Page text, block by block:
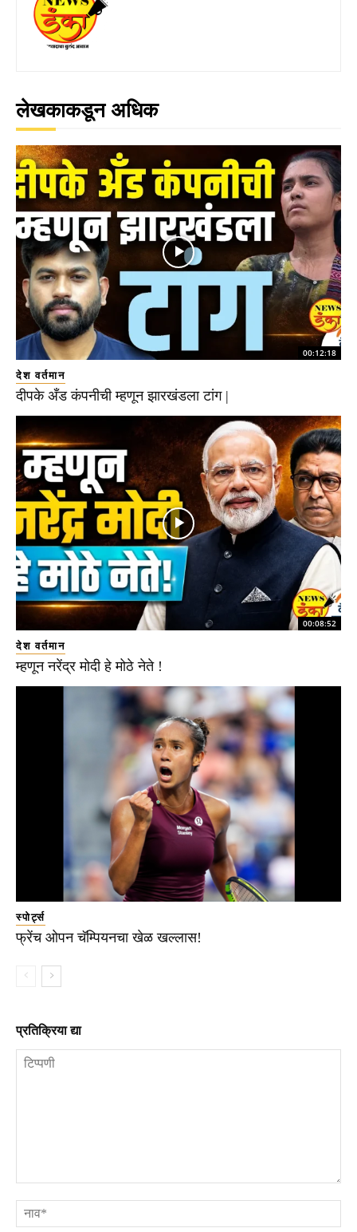
लेखकाकडून अधिक
00:12:18
देश वर्तमान
दीपके अँड कंपनीची म्हणून झारखंडला टांग |
00:08:52
देश वर्तमान
म्हणून नरेंद्र मोदी हे मोठे नेते !
स्पोर्ट्स
फ्रेंच ओपन चॅम्पियनचा खेळ खल्लास!
प्रतिक्रिया द्या